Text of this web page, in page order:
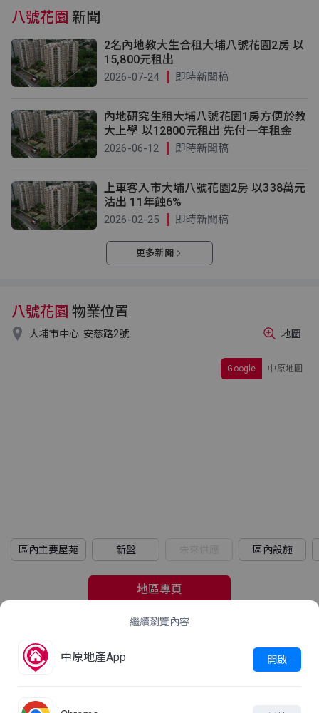
八號花園 新聞
2名內地教大生合租大埔八號花園2房 以
15,800元租出
2026-07-24 即時新聞稿
內地研究生租大埔八號花園1房方便於教
大上學 以12800元租出 先付一年租金
2026-06-12 即時新聞稿
上車客入市大埔八號花園2房 以338萬元
沽出 11年蝕6%
2026-02-25 即時新聞稿
更多新聞
八號花園 物業位置
 大埔市中心 安慈路2號
Google 中原地圖
地圖
區內主要屋苑 新盤 區內設施
地區專頁
2021年人口普查
這屋苑平均家庭住戶每月收入是多少？
立即查看
繼續瀏覽內容
中原地產App 開啟